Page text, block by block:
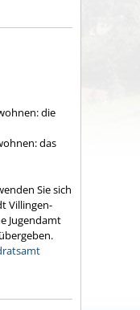
die
das
Sie sich
Villingen-
Jugendamt